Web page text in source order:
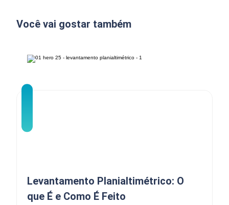
Você vai gostar também
Levantamento Planialtimétrico: O
que É e Como É Feito